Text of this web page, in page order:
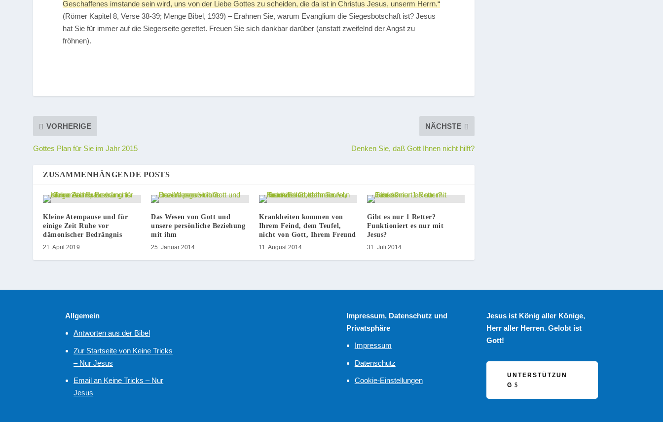
Geschaffenes imstande sein wird, uns von der Liebe Gottes zu scheiden, die da ist in Christus Jesus, unserm Herrn.“
(Römer Kapitel 8, Verse 38-39; Menge Bibel, 1939) – Erahnen Sie, warum Evanglium die Siegesbotschaft ist? Jesus
hat Sie für immer auf die Siegerseite gerettet. Freuen Sie sich dankbar darüber (anstatt zweifelnd der Angst zu
fröhnen).
VORHERIGE
Gottes Plan für Sie im Jahr 2015
NÄCHSTE
Denken Sie, daß Gott Ihnen nicht hilft?
ZUSAMMENHÄNGENDE POSTS
Kleine Atempause und für
einige Zeit Ruhe vor
dämonischer Bedrängnis
21. April 2019
Das Wesen von Gott und
unsere persönliche Beziehung
mit ihm
25. Januar 2014
Krankheiten kommen von
Ihrem Feind, dem Teufel,
nicht von Gott, Ihrem Freund
11. August 2014
Gibt es nur 1 Retter?
Funktioniert es nur mit
Jesus?
31. Juli 2014
Allgemein
Antworten aus der Bibel
Zur Startseite von Keine Tricks
– Nur Jesus
Email an Keine Tricks – Nur
Jesus
Impressum, Datenschutz und
Privatsphäre
Impressum
Datenschutz
Cookie-Einstellungen
Jesus ist König aller Könige,
Herr aller Herren. Gelobt ist
Gott!
UNTERSTÜTZUN
G